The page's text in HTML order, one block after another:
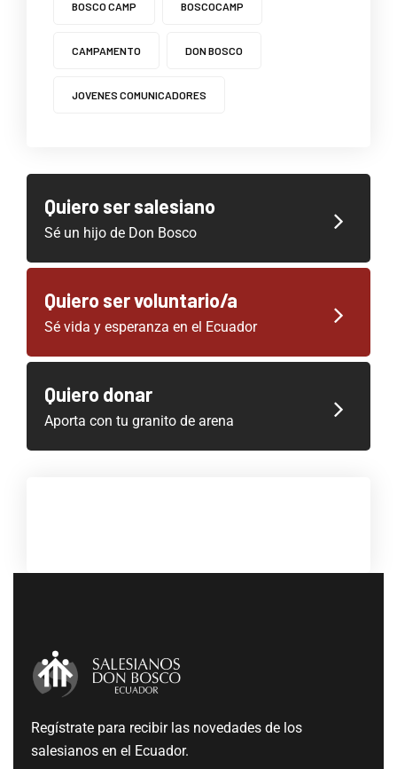
BOSCO CAMP BOSCOCAMP
CAMPAMENTO DON BOSCO
JOVENES COMUNICADORES
Quiero ser salesiano
Sé un hijo de Don Bosco
Quiero ser voluntario/a
Sé vida y esperanza en el Ecuador
Quiero donar
Aporta con tu granito de arena
Regístrate para recibir las novedades de los
salesianos en el Ecuador.